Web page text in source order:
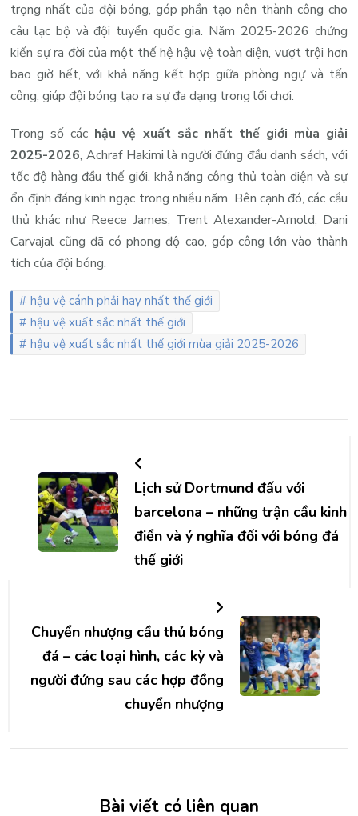
trọng nhất của đội bóng, góp phần tạo nên thành công cho
câu lạc bộ và đội tuyển quốc gia. Năm 2025-2026 chứng
kiến sự ra đời của một thế hệ hậu vệ toàn diện, vượt trội hơn
bao giờ hết, với khả năng kết hợp giữa phòng ngự và tấn
công, giúp đội bóng tạo ra sự đa dạng trong lối chơi.
Trong số các hậu vệ xuất sắc nhất thế giới mùa giải
2025-2026, Achraf Hakimi là người đứng đầu danh sách, với
tốc độ hàng đầu thế giới, khả năng công thủ toàn diện và sự
ổn định đáng kinh ngạc trong nhiều năm. Bên cạnh đó, các cầu
thủ khác như Reece James, Trent Alexander-Arnold, Dani
Carvajal cũng đã có phong độ cao, góp công lớn vào thành
tích của đội bóng.
hậu vệ cánh phải hay nhất thế giới
hậu vệ xuất sắc nhất thế giới
hậu vệ xuất sắc nhất thế giới mùa giải 2025-2026
hướng
bài
viết
Lịch sử Dortmund đấu với
barcelona – những trận cầu kinh
điển và ý nghĩa đối với bóng đá
thế giới
Chuyển nhượng cầu thủ bóng
đá – các loại hình, các kỳ và
người đứng sau các hợp đồng
chuyển nhượng
Bài viết có liên quan